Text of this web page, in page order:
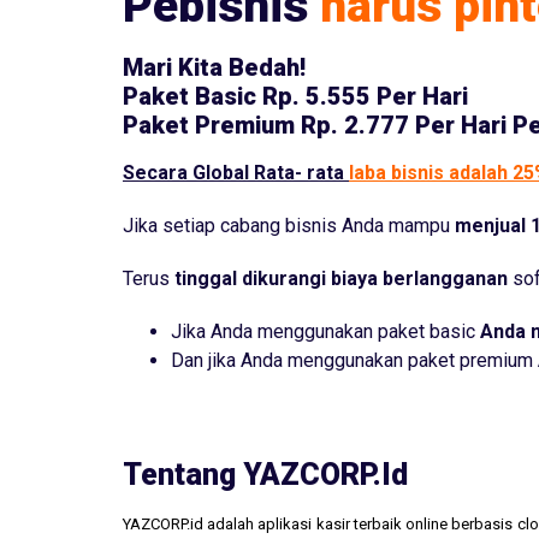
Mari Kita Bedah!
Paket Basic Rp. 5.555 Per Hari
Paket Premium Rp. 2.777 Per Hari
Secara Global Rata- rata laba bisnis adalah
Jika setiap cabang bisnis Anda mampu menjual
Terus tinggal dikurangi biaya berlangganan
Jika Anda menggunakan paket basic Anda
Dan jika Anda menggunakan paket premium
Tentang YAZCORP.id
YAZCORP.id adalah aplikasi kasir terbaik online berbasis